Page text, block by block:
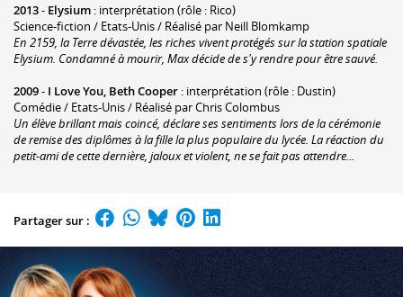
2013- Elysium : interprétation (rôle : Rico)
Science-fiction / Etats-Unis / Réalisé par Neill Blomkamp
En 2159, la Terre dévastée, les riches vivent protégés sur la station spatiale
Elysium. Condamné à mourir, Max décide de s'y rendre pour être sauvé.
2009- I Love You, Beth Cooper : interprétation (rôle : Dustin)
Comédie / Etats-Unis / Réalisé par Chris Colombus
Un élève brillant mais coincé, déclare ses sentiments lors de la cérémonie
de remise des diplômes à la fille la plus populaire du lycée. La réaction du
petit-ami de cette dernière, jaloux et violent, ne se fait pas attendre...
Partager sur :